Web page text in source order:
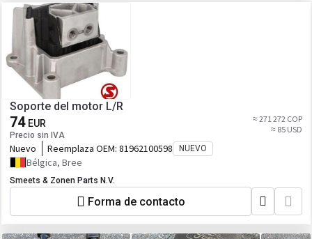
Soporte del motor L/R
74 EUR
Precio sin IVA
≈ 271 272 COP
≈ 85 USD
Nuevo Reemplaza OEM: 81962100598 NUEVO
Bélgica, Bree
Smeets & Zonen Parts N.V.
Forma de contacto